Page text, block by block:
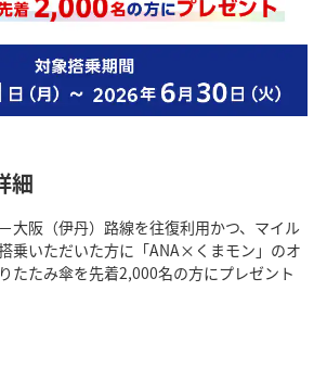
細
大阪（伊丹）路線を往復利用かつ、マイル
乗いただいた方に「ANA×くまモン」のオ
たたみ傘を先着2,000名の方にプレゼント